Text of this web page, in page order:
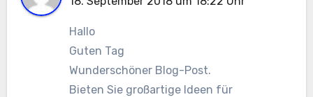
Hallo
Guten Tag
Wunderschöner Blog-Post.
Bieten Sie großartige Ideen für